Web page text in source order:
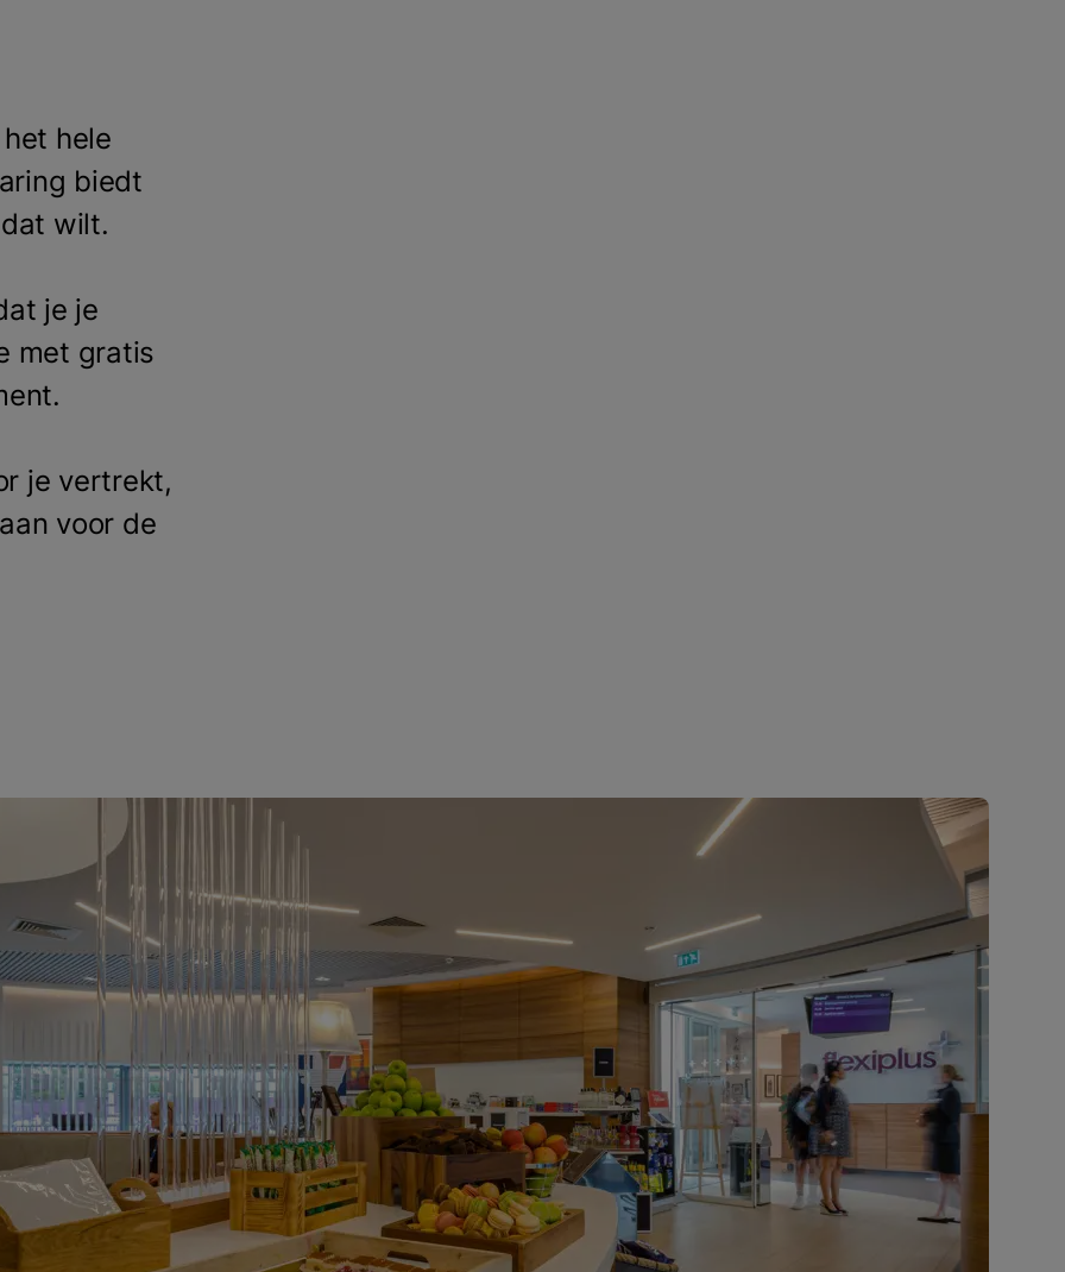
hele
biedt
wilt.
je je
met gratis
je vertrekt,
voor de